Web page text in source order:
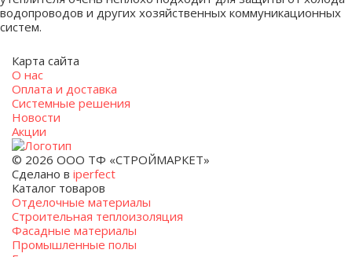
водопроводов и других хозяйственных коммуникационных
систем.
Карта сайта
О нас
Оплата и доставка
Системные решения
Новости
Акции
© 2026 ООО ТФ «СТРОЙМАРКЕТ»
Сделано в iperfect
Каталог товаров
Отделочные материалы
Строительная теплоизоляция
Фасадные материалы
Промышленные полы